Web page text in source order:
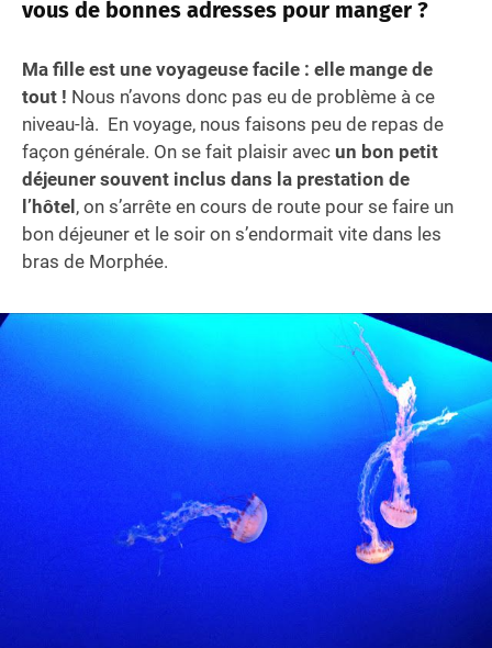
vous de bonnes adresses pour manger ?
Ma fille est une voyageuse facile : elle mange de
tout ! Nous n’avons donc pas eu de problème à ce
niveau-là. En voyage, nous faisons peu de repas de
façon générale. On se fait plaisir avec un bon petit
déjeuner souvent inclus dans la prestation de
l’hôtel, on s’arrête en cours de route pour se faire un
bon déjeuner et le soir on s’endormait vite dans les
bras de Morphée.